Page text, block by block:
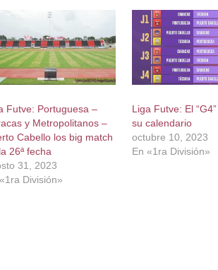
Futve: Portuguesa –
y Metropolitanos –
Cabello los big match
26ª fecha
31, 2023
División»
Liga Futve: El
su calendario
octubre 10, 2023
En «1ra División»